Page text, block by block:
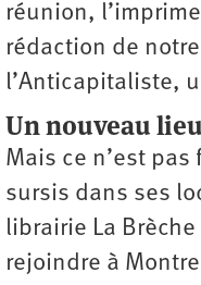
réunion,
rédaction de
l’Anticapitaliste,
Un nouveau
Mais ce n’est
sursis dans ses
librairie La
rejoindre à